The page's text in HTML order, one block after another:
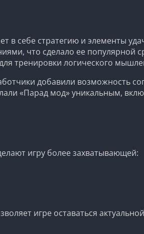
в себе стратегию и элементы
что сделало ее популярной
тренировки логического
добавили возможность
«Парад мод» уникальным,
игру более захватывающей:
игре оставаться